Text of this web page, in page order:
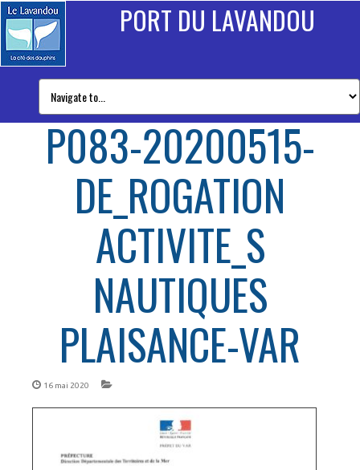
PORT DU LAVANDOU
P083-20200515-
DE_ROGATION
ACTIVITE_S
NAUTIQUES
PLAISANCE-VAR
16 mai 2020